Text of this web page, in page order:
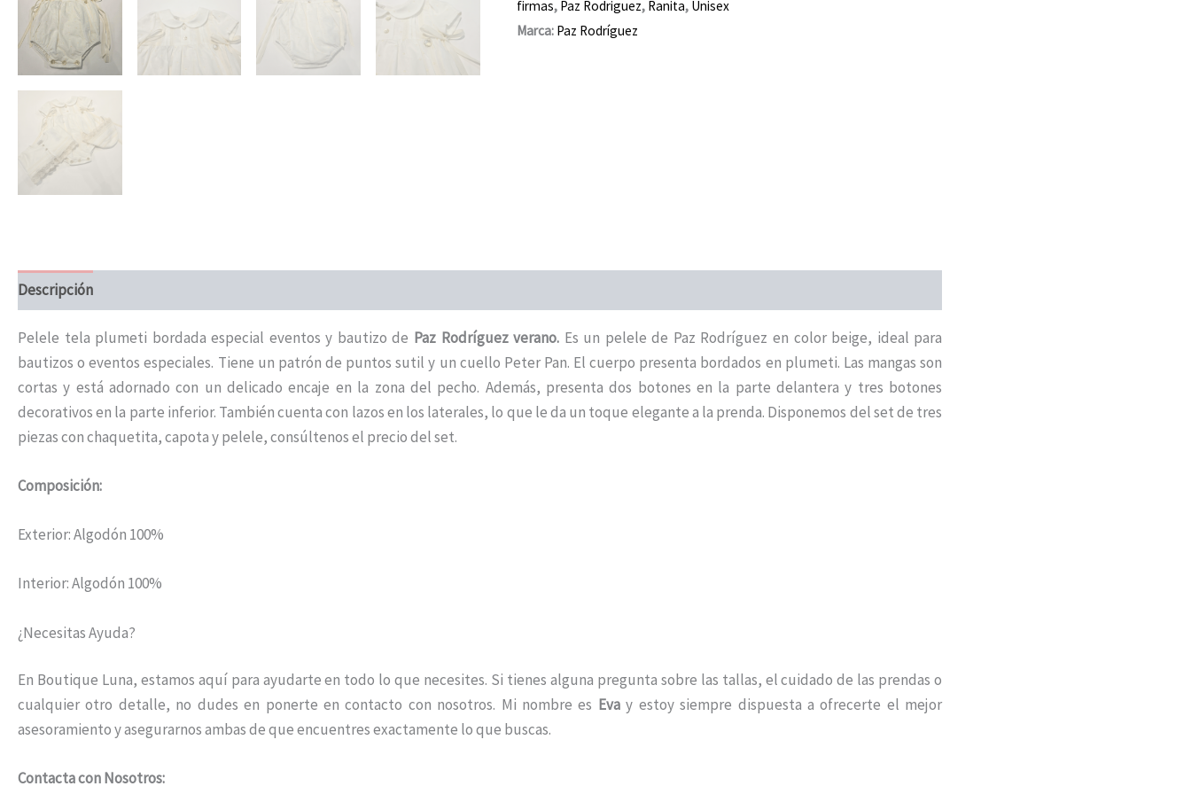
firmas, Paz Rodriguez, Ranita, Unisex
Marca: Paz Rodríguez
Descripción
Pelele tela plumeti bordada especial eventos y bautizo de Paz Rodríguez verano. Es un pelele de Paz Rodríguez en color beige, ideal para
bautizos o eventos especiales. Tiene un patrón de puntos sutil y un cuello Peter Pan. El cuerpo presenta bordados en plumeti. Las mangas son
cortas y está adornado con un delicado encaje en la zona del pecho. Además, presenta dos botones en la parte delantera y tres botones
decorativos en la parte inferior. También cuenta con lazos en los laterales, lo que le da un toque elegante a la prenda. Disponemos del set de tres
piezas con chaquetita, capota y pelele, consúltenos el precio del set.
Composición:
Exterior: Algodón 100%
Interior: Algodón 100%
¿Necesitas Ayuda?
En Boutique Luna, estamos aquí para ayudarte en todo lo que necesites. Si tienes alguna pregunta sobre las tallas, el cuidado de las prendas o
cualquier otro detalle, no dudes en ponerte en contacto con nosotros. Mi nombre es Evay estoy siempre dispuesta a ofrecerte el mejor
asesoramiento y asegurarnos ambas de que encuentres exactamente lo que buscas.
Contacta con Nosotros: